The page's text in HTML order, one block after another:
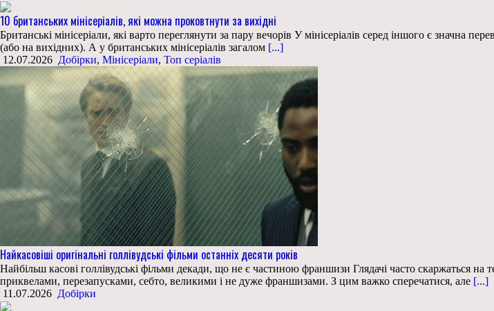
10 британських мінісеріалів, які можна проковтнути за вихідні
Британські мінісеріали, які варто переглянути за пару вечорів У мінісеріалів серед іншого є значна
(або на вихідних). А у британських мінісеріалів загалом [...]
12.07.2026 Добірки, Мінісеріали, Топ серіалів
Найкасовіші оригінальні голлівудські фільми останніх десяти років
Найбільш касові голлівудські фільми декади, що не є частиною франшизи Глядачі часто скаржаться
приквелами, перезапусками, себто, великими і не дуже франшизами. З цим важко сперечатися, але [...]
11.07.2026 Добірки